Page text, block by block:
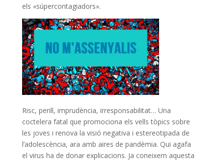
els «súpercontagiadors».
Risc, perill, imprudència, irresponsabilitat… Una
coctelera fatal que promociona els vells tòpics sobre
les joves i renova la visió negativa i estereotipada de
l’adolescència, ara amb aires de pandèmia. Qui agafa
el virus ha de donar explicacions. Ja coneixem aquesta